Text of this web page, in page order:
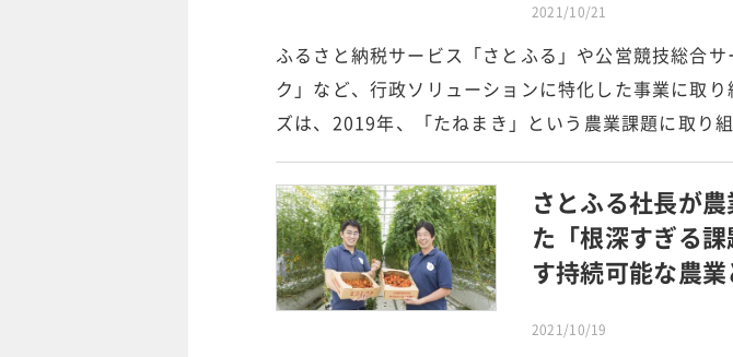
2021/10/21
ふるさと納税サービス「さとふる」や公営競技総合
ク」など、行政ソリューションに特化した事業に取
ズは、2019年、「たねまき」という農業課題に取り
さとふる社長が
た「根深すぎる
す持続可能な農業
2021/10/19